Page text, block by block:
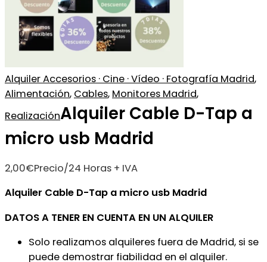
Alquiler Accesorios · Cine · Vídeo · Fotografía Madrid,
Alimentación, Cables, Monitores Madrid,
RealizaciónAlquiler Cable D-Tap a
micro usb Madrid
2,00€Precio/24 Horas + IVA
Alquiler Cable D-Tap a micro usb Madrid
DATOS A TENER EN CUENTA EN UN ALQUILER
Solo realizamos alquileres fuera de Madrid, si se
puede demostrar fiabilidad en el alquiler.